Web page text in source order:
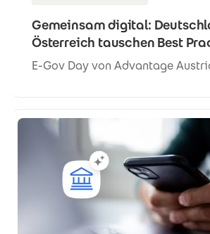
Gemeinsam digital:
Österreich tauschen Best
E-Gov Day von Advantage